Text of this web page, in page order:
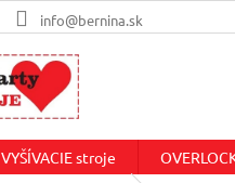
info@bernina.sk
VYŠÍVACIE stroje